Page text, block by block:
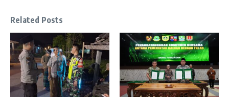
Related Posts